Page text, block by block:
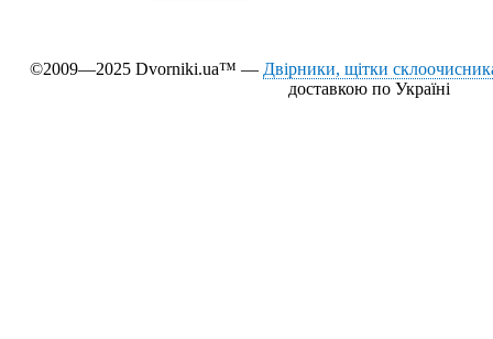
©2009—2025 Dvorniki.ua™ — Двірники, щітки
доставкою по Україні